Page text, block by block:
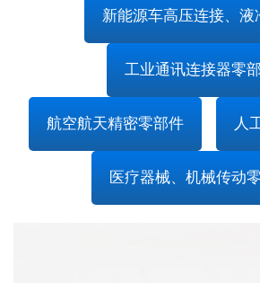
新能源车高压连接、液
工业通讯连接器零
航空航天精密零部件 人
医疗器械、机械传动